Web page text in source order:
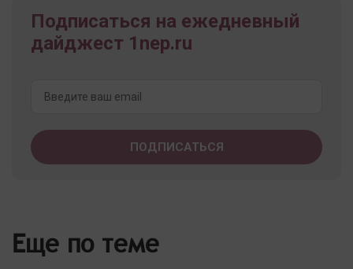
Подписаться на ежедневный
дайджест 1nep.ru
Еще по теме